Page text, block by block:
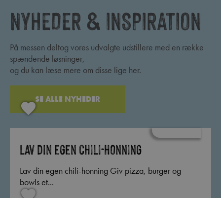
NYHEDER & INSPIRATION
På messen deltog vores udvalgte udstillere med en række
spændende løsninger,
og du kan læse mere om disse lige her.
SE ALLE NYHEDER
Lav din egen chili-honning
Lav din egen chili-honning Giv pizza, burger og
bowls et...